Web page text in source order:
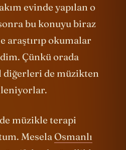
evinde yapılan o
bu konuyu biraz
araştırıp okumalar
Çünkü orada
diğerleri de müzikten
müzikle terapi
Mesela Osmanlı